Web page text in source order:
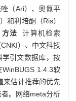
（Ari）、奥氮平
和利培酮（Ris）
方法 计算机检索
）、中文科技
引文数据库，按
1.4.3软
来估计推荐的优先
。网络meta分析